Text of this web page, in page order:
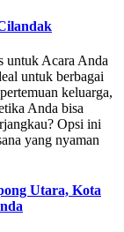
untuk Acara Anda
untuk berbagai
keluarga,
Anda bisa
Opsi ini
yang nyaman
Utara, Kota